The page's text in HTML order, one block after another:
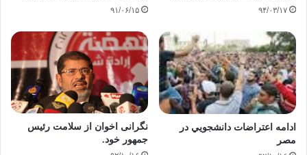
۹۴/۰۳/۱۷ ۹۱/۰۶/۱۵
ادامه اعتراضات دانشجويي در
مصر
نگرانی اخوان از سلامت رئیس
جمهور خود.